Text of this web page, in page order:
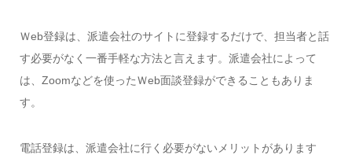
Ｗeb登録は、派遣会社のサイトに登録するだけで、担当者と話
す必要がなく一番手軽な方法と言えます。派遣会社によって
は、Zoomなどを使ったＷeb面談登録ができることもありま
す。
電話登録は、派遣会社に行く必要がないメリットがあります